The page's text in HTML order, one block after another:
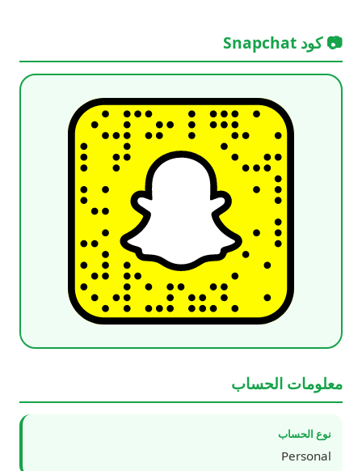
📷 كود Snapchat
معلومات الحساب
نوع الحساب
Personal